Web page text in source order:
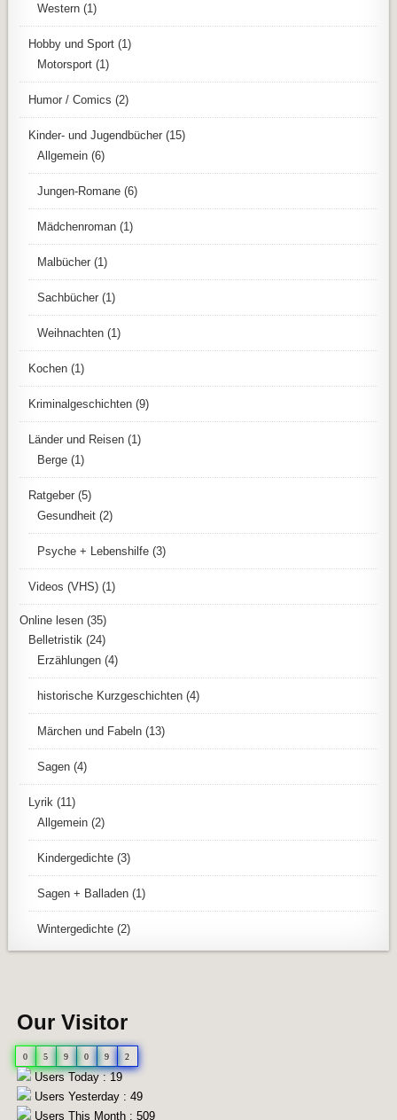
Western (1)
Hobby und Sport (1)
Motorsport (1)
Humor / Comics (2)
Kinder- und Jugendbücher (15)
Allgemein (6)
Jungen-Romane (6)
Mädchenroman (1)
Malbücher (1)
Sachbücher (1)
Weihnachten (1)
Kochen (1)
Kriminalgeschichten (9)
Länder und Reisen (1)
Berge (1)
Ratgeber (5)
Gesundheit (2)
Psyche + Lebenshilfe (3)
Videos (VHS) (1)
Online lesen (35)
Belletristik (24)
Erzählungen (4)
historische Kurzgeschichten (4)
Märchen und Fabeln (13)
Sagen (4)
Lyrik (11)
Allgemein (2)
Kindergedichte (3)
Sagen + Balladen (1)
Wintergedichte (2)
Our Visitor
0 5 9 0 9 2
Users Today : 19
Users Yesterday : 49
Users This Month : 509